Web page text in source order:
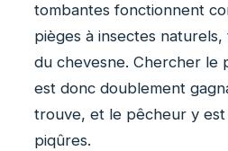
tombantes fonctionnent
pièges à insectes
du chevesne. Chercher le
est donc doublement
trouve, et le pêcheur y est
piqûres.